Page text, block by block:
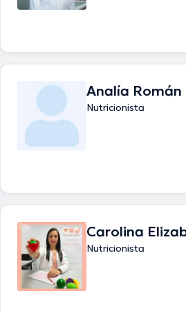
Analía Román
Nutricionista
Carolina
Nutricionista